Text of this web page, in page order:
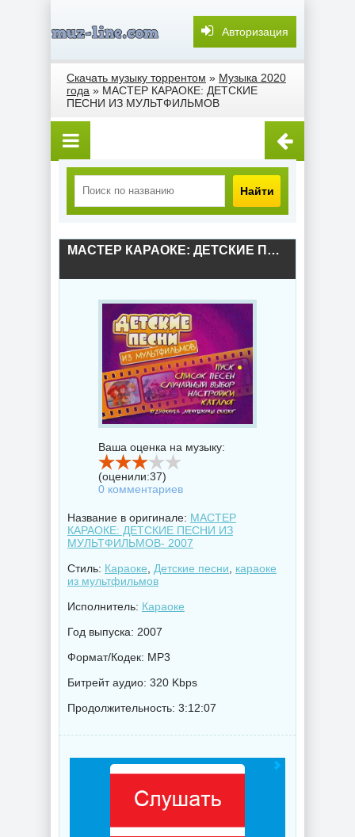
Авторизация
Скачать музыку торрентом » Музыка 2020
года » МАСТЕР КАРАОКЕ: ДЕТСКИЕ
ПЕСНИ ИЗ МУЛЬТФИЛЬМОВ
Найти
МАСТЕР КАРАОКЕ: ДЕТСКИЕ ПЕСНИ ИЗ МУЛЬТФИЛЬМОВ (2007) скачать торрент
Ваша оценка на музыку:
(оценили:37)
0 комментариев
Название в оригинале: МАСТЕР
КАРАОКЕ: ДЕТСКИЕ ПЕСНИ ИЗ
МУЛЬТФИЛЬМОВ- 2007
Стиль: Караоке Детские песни
караоке
из мультфильмов
Исполнитель: Караоке
Год выпуска: 2007
Формат/Кодек: MP3
Битрейт аудио: 320 Kbps
Продолжительность: 3:12:07